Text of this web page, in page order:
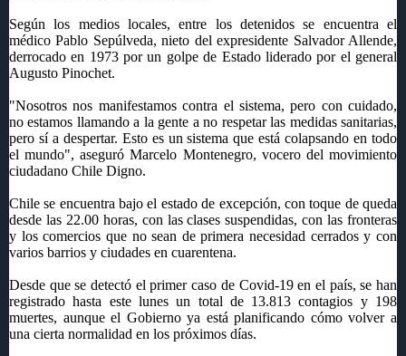
Según los medios locales, entre los detenidos se encuentra el
médico Pablo Sepúlveda, nieto del expresidente Salvador Allende,
derrocado en 1973 por un golpe de Estado liderado por el general
Augusto Pinochet.
"Nosotros nos manifestamos contra el sistema, pero con cuidado,
no estamos llamando a la gente a no respetar las medidas sanitarias,
pero sí a despertar. Esto es un sistema que está colapsando en todo
el mundo", aseguró Marcelo Montenegro, vocero del movimiento
ciudadano Chile Digno.
Chile se encuentra bajo el estado de excepción, con toque de queda
desde las 22.00 horas, con las clases suspendidas, con las fronteras
y los comercios que no sean de primera necesidad cerrados y con
varios barrios y ciudades en cuarentena.
Desde que se detectó el primer caso de Covid-19 en el país, se han
registrado hasta este lunes un total de 13.813 contagios y 198
muertes, aunque el Gobierno ya está planificando cómo volver a
una cierta normalidad en los próximos días.